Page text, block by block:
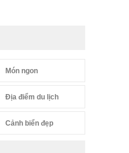
Món ngon
Địa điểm du lịch
Cảnh biển đẹp